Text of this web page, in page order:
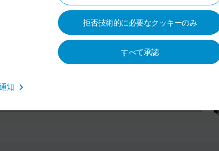
拒否技術的に必要なクッキーのみ
すべて承認
知